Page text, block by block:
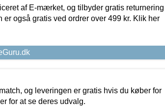
af E-mærket, og tilbyder gratis returnering
er også gratis ved ordrer over 499 kr. Klik her
og leveringen er gratis hvis du køber for
for at se deres udvalg.